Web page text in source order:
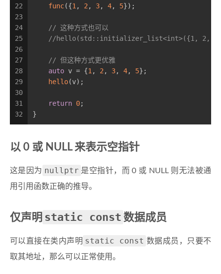
22
23
24
25
26
27
28
29
30
31
32
func({1 , 2 , 3, 4, 5});
// 这种方式也可以
//hello(std::initializer_list<int>({1, 2,
// 但这种方式更优雅
auto v = {1 , 2 , 3, 4, 5};
hello(v);
return 0;
}
以 0 或 NULL 来表示空指针
这是因为 nullptr 是空指针，而 0 或 NULL 则无法被通
用引用函数正确的推导。
仅声明 static const 数据成员
可以直接在类内声明 static const 数据成员，只要不
取其地址，那么可以正常使用。